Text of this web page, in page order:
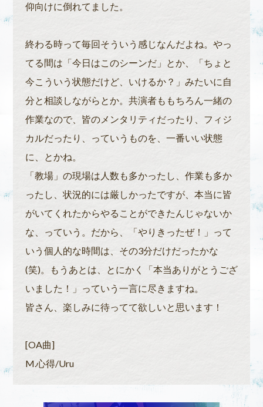
仰向けに倒れてました。
終わる時って毎回そういう感じなんだよね。やっ
てる間は「今日はこのシーンだ」とか、「ちょと
今こういう状態だけど、いけるか？」みたいに自
分と相談しながらとか。共演者ももちろん一緒の
作業なので、皆のメンタリティだったり、フィジ
カルだったり、っていうものを、一番いい状態
に、とかね。
「教場」の現場は人数も多かったし、作業も多か
ったし、状況的には厳しかったですが、本当に皆
がいてくれたからやることができたんじゃないか
な、っていう。だから、「やりきったぜ！」って
いう個人的な時間は、その3分だけだったかな
(笑)。もうあとは、とにかく「本当ありがとうござ
いました！」っていう一言に尽きますね。
皆さん、楽しみに待ってて欲しいと思います！
[OA曲]
M.心得/Uru